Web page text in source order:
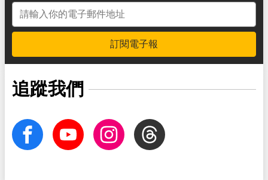
電子郵件地址
訂閱電子報
追蹤我們
facebook Youtube InstagramThreads